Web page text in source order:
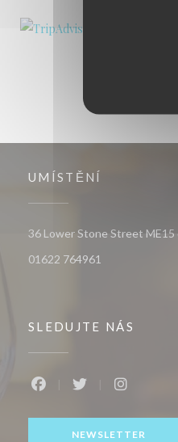
UMÍSTĚNÍ
36 Lower Stone Street
01622 764961
SLEDUJTE NÁS
NEWSLETTER